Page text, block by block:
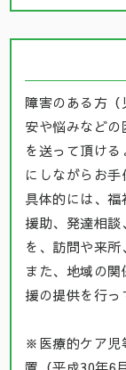
障害のある方
安や悩みなど
を送って頂け
にしながらお手
具体的には、
援助、発達相
を、訪問や来所
また、地域の
援の提供を行っ
※医療的ケア児